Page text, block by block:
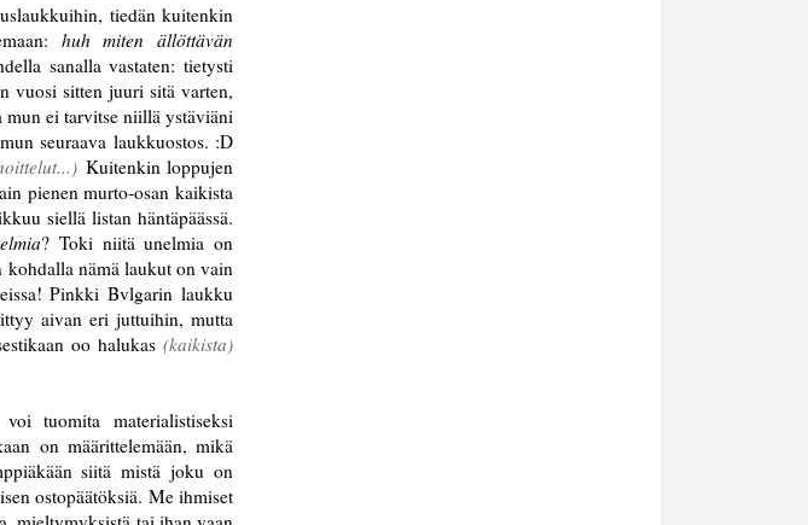
tiedän kuitenkin
huh miten ällöttävän
sanalla vastaten: tietysti
vuosi sitten juuri sitä varten,
ei tarvitse niillä ystäviäni
seuraava laukkuostos. :D
Kuitenkin loppujen
pienen murto-osan kaikista
siellä listan häntäpäässä.
? Toki niitä unelmia on
kohdalla nämä laukut on vain
Pinkki Bvlgarin laukku
aivan eri juttuihin, mutta
oo halukas (kaikista)
tuomita materialistiseksi
on määrittelemään, mikä
siitä mistä joku on
ostopäätöksiä. Me ihmiset